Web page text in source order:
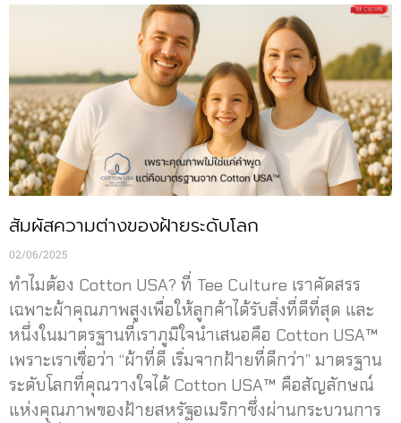
สัมผัสความต่างของฝ้ายระดับโลก
02/06/2025
ทำไมต้อง Cotton USA? ที่ Tee Culture เราคัดสรร
เฉพาะผ้าคุณภาพสูงเพื่อให้ลูกค้าได้รับสิ่งที่ดีที่สุด และ
หนึ่งในมาตรฐานที่เราภูมิใจนำเสนอคือ Cotton USA™
เพราะเราเชื่อว่า “ผ้าที่ดี เริ่มจากฝ้ายที่ดีกว่า” มาตรฐาน
ระดับโลกที่คุณวางใจได้ Cotton USA™ คือสัญลักษณ์
แห่งคุณภาพของฝ้ายสหรัฐอเมริกาซึ่งผ่านกระบวนการ